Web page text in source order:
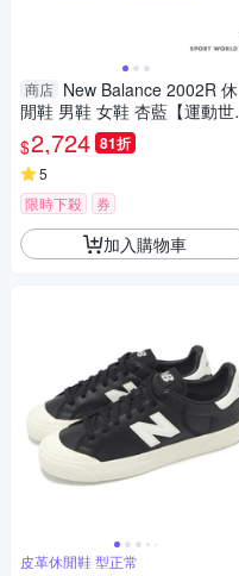
商店 New Balance 2002R 休
閒鞋 男鞋 女鞋 杏藍【運動世
界】U2002ROB-D
$2,724 81折
5
限時下殺
券
加入購物車
皮革休閒鞋 型正常